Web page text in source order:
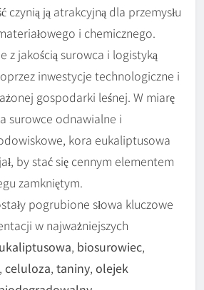
czynią ją atrakcyjną dla przemysłu
i chemicznego.
z jakością surowca i logistyką
inwestycje technologiczne i
gospodarki leśnej. W miarę
surowce odnawialne i
kora eukaliptusowa
by stać się cennym elementem
zamkniętym.
pogrubione słowa kluczowe
w najważniejszych
, biosurowiec,
, celuloza, taniny, olejek